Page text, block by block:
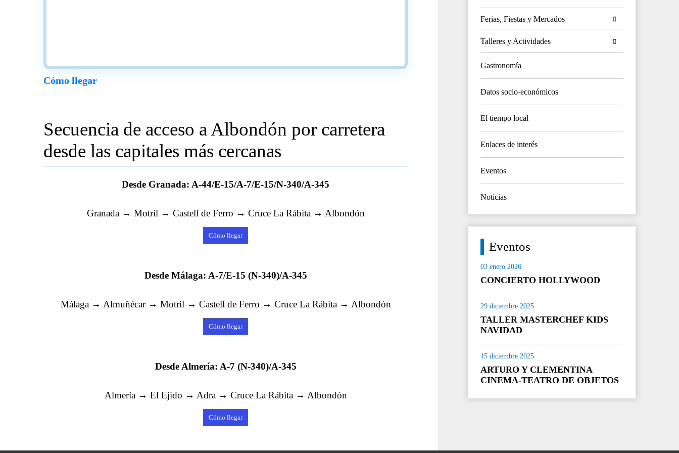
Cómo llegar
Secuencia de acceso a Albondón por carretera
desde las capitales más cercanas
Desde Granada: A-44/E-15/A-7/E-15/N-340/A-345
Granada → Motril → Castell de Ferro → Cruce La Rábita → Albondón
Cómo llegar
Desde Málaga: A-7/E-15 (N-340)/A-345
Málaga → Almuñécar → Motril → Castell de Ferro → Cruce La Rábita → Albondón
Cómo llegar
Desde Almería: A-7 (N-340)/A-345
Almería → El Ejido → Adra → Cruce La Rábita → Albondón
Cómo llegar
Ferias, Fiestas y Mercados
Talleres y Actividades
Gastronomía
Datos socio-económicos
El tiempo local
Enlaces de interés
Eventos
Noticias
Eventos
03 enero 2026
CONCIERTO HOLLYWOOD
29 diciembre 2025
TALLER MASTERCHEF KIDS
NAVIDAD
15 diciembre 2025
ARTURO Y CLEMENTINA
CINEMA-TEATRO DE OBJETOS